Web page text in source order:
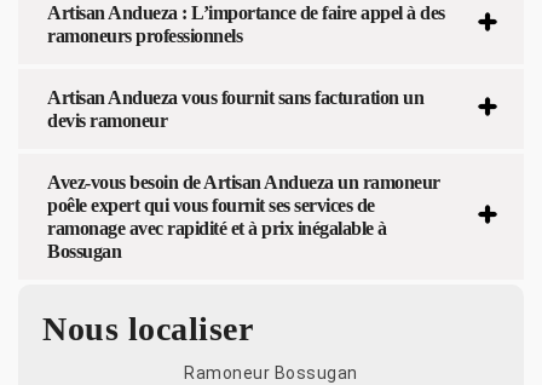
Artisan Andueza : L’importance de faire appel à des
ramoneurs professionnels
Artisan Andueza vous fournit sans facturation un
devis ramoneur
Avez-vous besoin de Artisan Andueza un ramoneur
poêle expert qui vous fournit ses services de
ramonage avec rapidité et à prix inégalable à
Bossugan
Nous localiser
Ramoneur Bossugan